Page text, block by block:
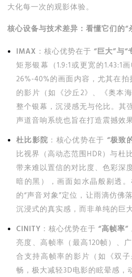
大化每一次的观影体验。
核心设备与技术差异：看懂它们的“
IMAX ：核心优势在于“巨大”与“
矩形银幕（1.9:1或更宽的1.43:1
26%-40%的画面内容，尤其在
的影片（如《沙丘2》、《奥本
整个银幕，沉浸感无与伦比。其
声道音响系统也旨在打造震撼效果
杜比影院 ：核心优势在于 “极致
比视界（高动态范围HDR）与杜
带来难以置信的对比度、色彩深
暗的黑），画面如水晶般剔透
的“声音对象”定位，让雨滴仿佛
沉浸式的真实感，而非单纯的巨大
CINITY ：核心优势在于 “高帧率”
亮度、高帧率（最高120帧）、
合支持高帧率的影片（如《双
畅，极大减轻3D电影的眩晕感，